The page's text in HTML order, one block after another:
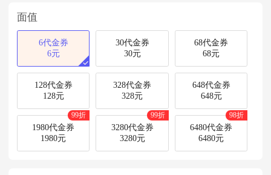
面值
6代金券
6元
30代金券
30元
68代金券
68元
128代金券
128元
328代金券
328元
648代金券
648元
99折
1980代金券
1980元
99折
3280代金券
3280元
98折
6480代金券
6480元